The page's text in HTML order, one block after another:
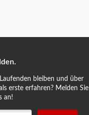
bleiben und über
erste erfahren? Melden Sie
an!